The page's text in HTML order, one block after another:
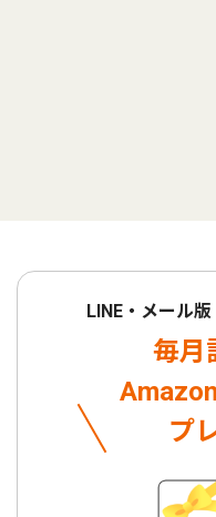
LINE・メール
毎月
プ